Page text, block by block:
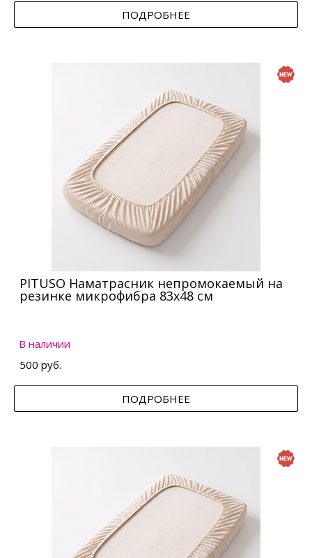
ПОДРОБНЕЕ
PITUSO Наматрасник непромокаемый на
резинке микрофибра 83х48 см
В наличии
500 руб.
ПОДРОБНЕЕ